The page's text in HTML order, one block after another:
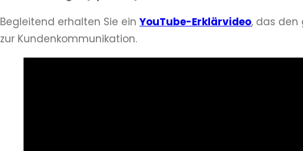
Begleitend erhalten Sie ein YouTube-Erklärvideo, das den
zur Kundenkommunikation.